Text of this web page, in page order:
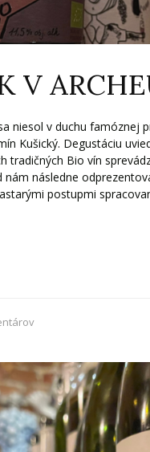
V
niesol v duchu famóznej
Kušický. Degustáciu
tradičných Bio vín
následne
postupmi